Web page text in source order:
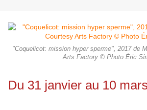
"Coquelicot: mission hyper sperme", 2017 de
Arts Factory © Photo Éric
Du 31 janvier au 10